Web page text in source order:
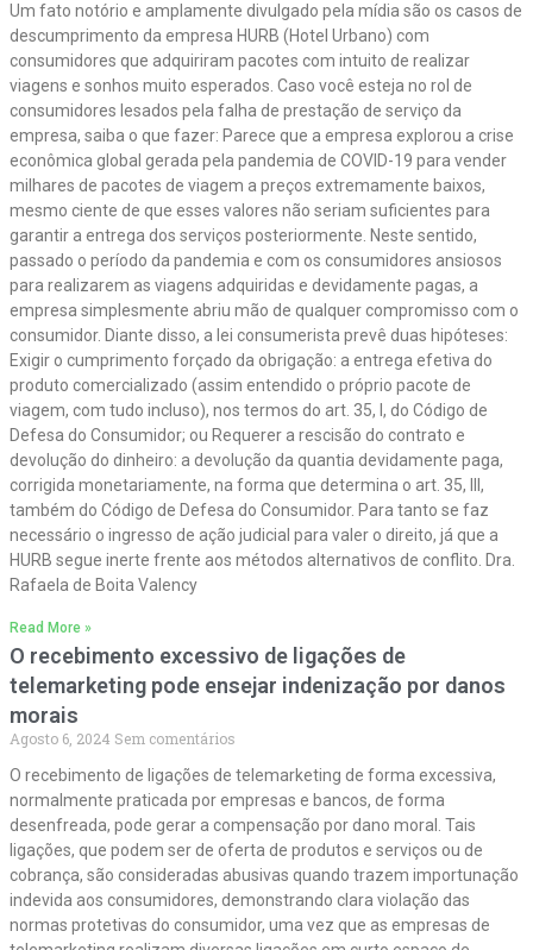
Um fato notório e amplamente divulgado pela mídia são os casos de
descumprimento da empresa HURB (Hotel Urbano) com
consumidores que adquiriram pacotes com intuito de realizar
viagens e sonhos muito esperados. Caso você esteja no rol de
consumidores lesados pela falha de prestação de serviço da
empresa, saiba o que fazer: Parece que a empresa explorou a crise
econômica global gerada pela pandemia de COVID-19 para vender
milhares de pacotes de viagem a preços extremamente baixos,
mesmo ciente de que esses valores não seriam suficientes para
garantir a entrega dos serviços posteriormente. Neste sentido,
passado o período da pandemia e com os consumidores ansiosos
para realizarem as viagens adquiridas e devidamente pagas, a
empresa simplesmente abriu mão de qualquer compromisso com o
consumidor. Diante disso, a lei consumerista prevê duas hipóteses:
Exigir o cumprimento forçado da obrigação: a entrega efetiva do
produto comercializado (assim entendido o próprio pacote de
viagem, com tudo incluso), nos termos do art. 35, I, do Código de
Defesa do Consumidor; ou Requerer a rescisão do contrato e
devolução do dinheiro: a devolução da quantia devidamente paga,
corrigida monetariamente, na forma que determina o art. 35, III,
também do Código de Defesa do Consumidor. Para tanto se faz
necessário o ingresso de ação judicial para valer o direito, já que a
HURB segue inerte frente aos métodos alternativos de conflito. Dra.
Rafaela de Boita Valency
Read More »
O recebimento excessivo de ligações de
telemarketing pode ensejar indenização por danos
morais
Agosto 6, 2024 Sem comentários
O recebimento de ligações de telemarketing de forma excessiva,
normalmente praticada por empresas e bancos, de forma
desenfreada, pode gerar a compensação por dano moral. Tais
ligações, que podem ser de oferta de produtos e serviços ou de
cobrança, são consideradas abusivas quando trazem importunação
indevida aos consumidores, demonstrando clara violação das
normas protetivas do consumidor, uma vez que as empresas de